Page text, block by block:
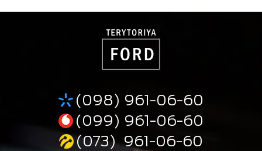
(098) 961-06-60
(099) 961-06-60
(073) 961-06-60